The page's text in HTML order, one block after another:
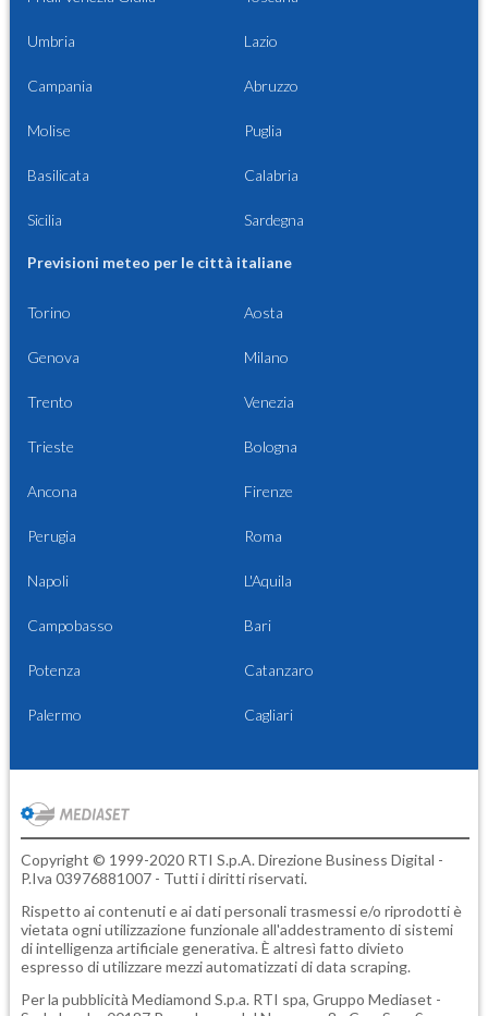
Umbria Lazio
Campania Abruzzo
Molise Puglia
Basilicata Calabria
Sicilia Sardegna
Previsioni meteo per le città italiane
Torino Aosta
Genova Milano
Trento Venezia
Trieste Bologna
Ancona Firenze
Perugia Roma
Napoli L'Aquila
Campobasso Bari
Potenza Catanzaro
Palermo Cagliari
Copyright © 1999-2020 RTI S.p.A. Direzione Business Digital -
P.Iva 03976881007 - Tutti i diritti riservati.
Rispetto ai contenuti e ai dati personali trasmessi e/o riprodotti è
vietata ogni utilizzazione funzionale all'addestramento di sistemi
di intelligenza artificiale generativa. È altresì fatto divieto
espresso di utilizzare mezzi automatizzati di data scraping.
Per la pubblicità Mediamond S.p.a. RTI spa, Gruppo Mediaset -